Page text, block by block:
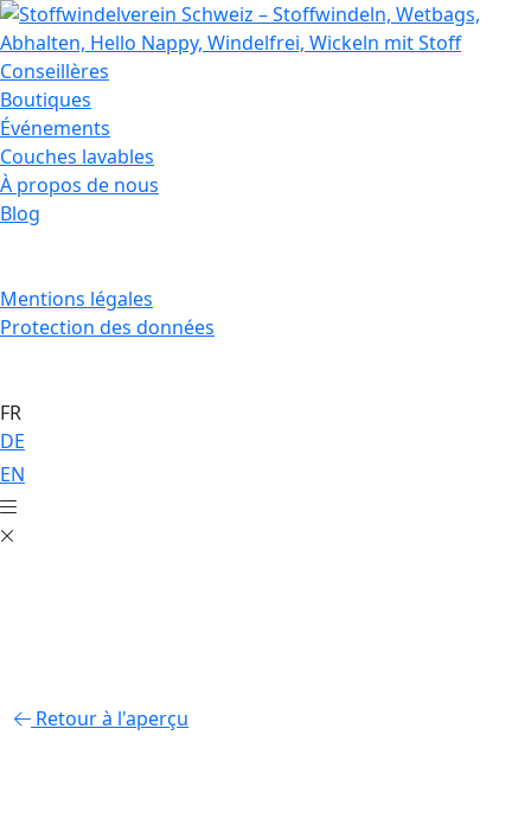
Conseillères
Boutiques
Événements
Couches lavables
À propos de nous
Blog
Mentions légales
Protection des données
FR
DE
EN
Retour à l'aperçu